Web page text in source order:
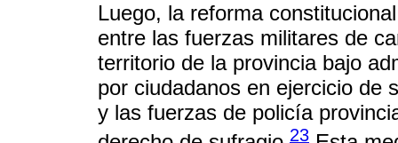
Luego, la reforma
entre las fuerzas militares de
territorio de la provincia bajo
por ciudadanos en ejercicio de
y las fuerzas de policía
23